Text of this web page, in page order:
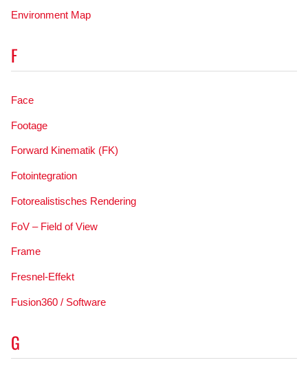
Environment Map
F
Face
Footage
Forward Kinematik (FK)
Fotointegration
Fotorealistisches Rendering
FoV – Field of View
Frame
Fresnel-Effekt
Fusion360 / Software
G